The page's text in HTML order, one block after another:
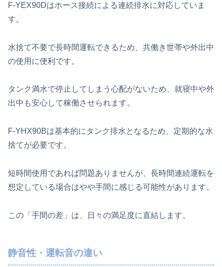
F‑YEX90Dはホース接続による連続排水に対応していま
す。
水捨て不要で長時間運転できるため、共働き世帯や外出中
の使用に便利です。
タンク満水で停止してしまう心配がないため、就寝中や外
出中も安心して稼働させられます。
F‑YHX90Bは基本的にタンク排水となるため、定期的な水
捨てが必要です。
短時間使用であれば問題ありませんが、長時間連続運転を
想定している場合はやや手間に感じる可能性があります。
この「手間の差」は、日々の満足度に直結します。
静音性・運転音の違い